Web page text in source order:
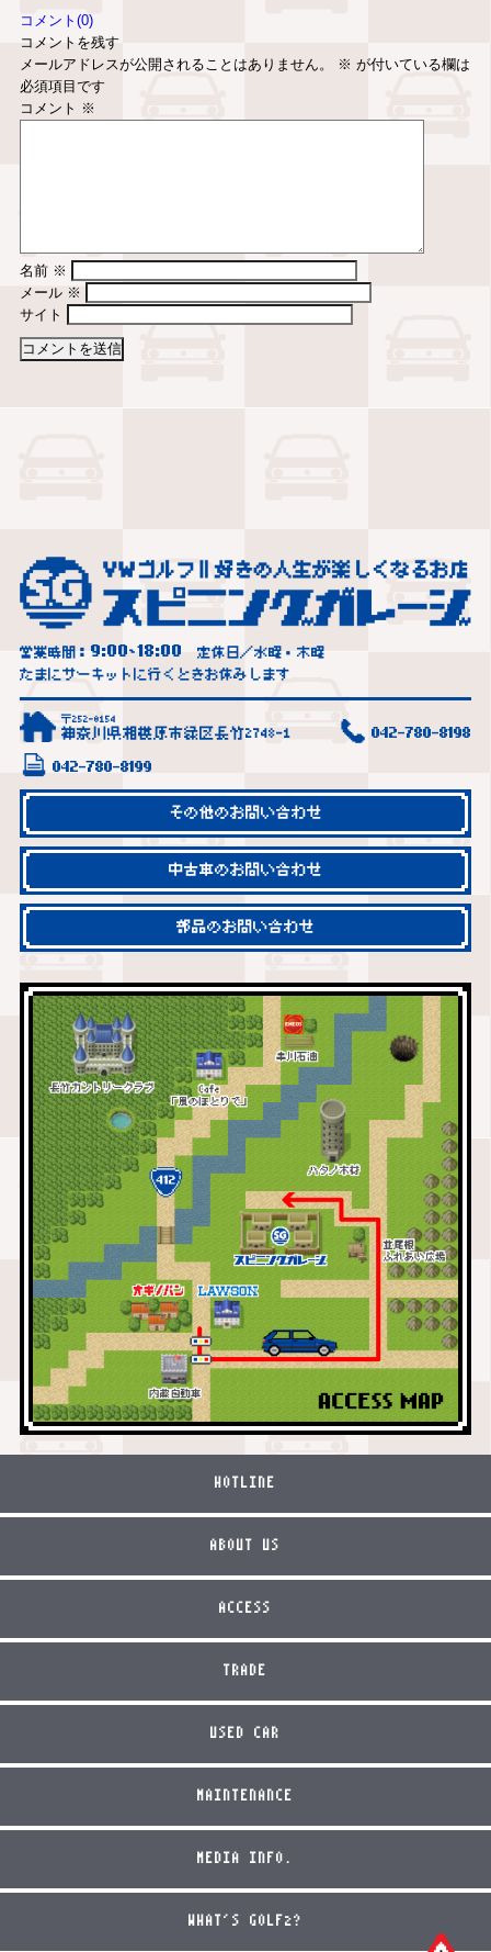
コメント(0)
コメントを残す
メールアドレスが公開されることはありません。
※ が付いている欄は
必須項目です
コメント ※
名前 ※
メール ※
サイト
営業時間： 9:00~18:00
定休日／水曜・木曜
たまにサーキットに行くときお休みします
〒252-0154
神奈川県相模原市緑区長竹2748-1 042-780-8198
042-780-8199
その他のお問い合わせ
中古車のお問い合わせ
部品のお問い合わせ
HOTLINE
ABOUT US
ACCESS
TRADE
USED CAR
MAINTENANCE
MEDIA INFO.
WHAT'S GOLF2?